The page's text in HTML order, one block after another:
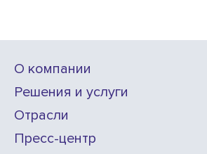
О компании
Решения и услуги
Отрасли
Пресс-центр